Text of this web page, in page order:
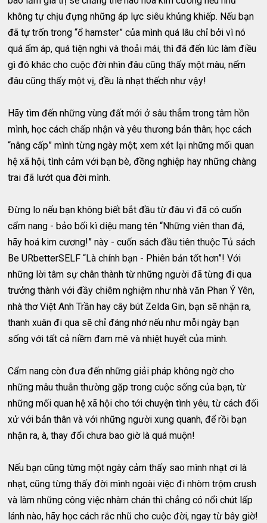
không tự chịu đựng những áp lực siêu khủng khiếp. Nếu bạn
đã tự trốn trong “ổ hamster” của mình quá lâu chỉ bởi vì nó
quá ấm áp, quá tiện nghi và thoải mái, thì đã đến lúc làm điều
gì đó khác cho cuộc đời nhìn đâu cũng thấy một màu, nếm
đâu cũng thấy một vị, đều là nhạt thếch như vậy!
Hãy tìm đến những vùng đất mới ở sâu thẳm trong tâm hồn
mình, học cách chấp nhận và yêu thương bản thân; học cách
“nâng cấp” mình từng ngày một; xem xét lại những mối quan
hệ xã hội, tình cảm với bạn bè, đồng nghiệp hay những chàng
trai đã lướt qua đời mình.
Đừng lo nếu bạn không biết bắt đầu từ đâu vì đã có cuốn
cẩm nang - bảo bối kì diệu mang tên “Những viên than đá,
hãy hoá kim cương!” này - cuốn sách đầu tiên thuộc Tủ sách
Be URbetterSELF “Là chính bạn - Phiên bản tốt hơn”! Với
những lời tâm sự chân thành từ những người đã từng đi qua
trưởng thành với đầy chiêm nghiệm như nhà văn Phan Ý Yên,
nhà thơ Việt Anh Trần hay cây bút Zelda Gin, bạn sẽ nhận ra,
thanh xuân đi qua sẽ chỉ đáng nhớ nếu như mỗi ngày bạn
sống với tất cả niềm đam mê và nhiệt huyết của mình.
Cẩm nang còn đưa đến những giải pháp không ngờ cho
những mâu thuẫn thường gặp trong cuộc sống của bạn, từ
những mối quan hệ xã hội cho tới chuyện tình yêu, từ cách đối
xử với bản thân và với những người xung quanh, để rồi bạn
nhận ra, à, thay đổi chưa bao giờ là quá muộn!
Nếu bạn cũng từng một ngày cảm thấy sao mình nhạt ơi là
nhạt, cũng từng thấy đời mình ngoài việc đi nhòm trộm crush
và làm những công việc nhàm chán thì chẳng có nổi chút lấp
lánh nào, hãy học cách rắc nhũ cho cuộc đời, ngay từ bây giờ!